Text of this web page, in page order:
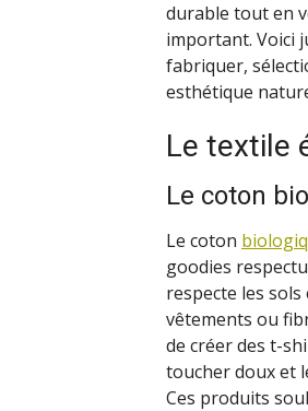
durable tout en
important. Voici
fabriquer,
esthétique
Le textile
Le coton
Le coton
goodies
respecte les
vêtements ou
de créer des t-
toucher doux et
Ces produits